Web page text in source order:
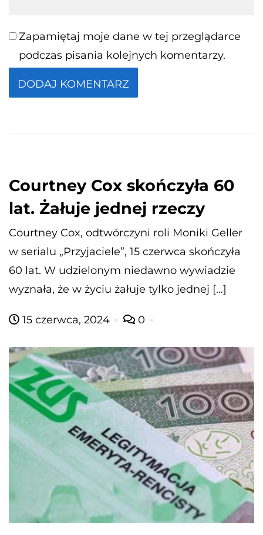
Zapamiętaj moje dane w tej przeglądarce
podczas pisania kolejnych komentarzy.
Courtney Cox skończyła 60
lat. Żałuje jednej rzeczy
Courtney Cox, odtwórczyni roli Moniki Geller
w serialu „Przyjaciele”, 15 czerwca skończyła
60 lat. W udzielonym niedawno wywiadzie
wyznała, że w życiu żałuje tylko jednej […]
15 czerwca, 2024 0